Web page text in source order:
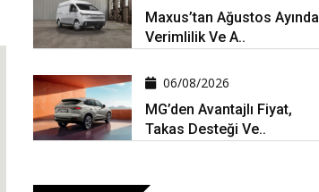
Maxus’tan Ağustos Ayında
Verimlilik Ve A..
06/08/2026
MG’den Avantajlı Fiyat,
Takas Desteği Ve..